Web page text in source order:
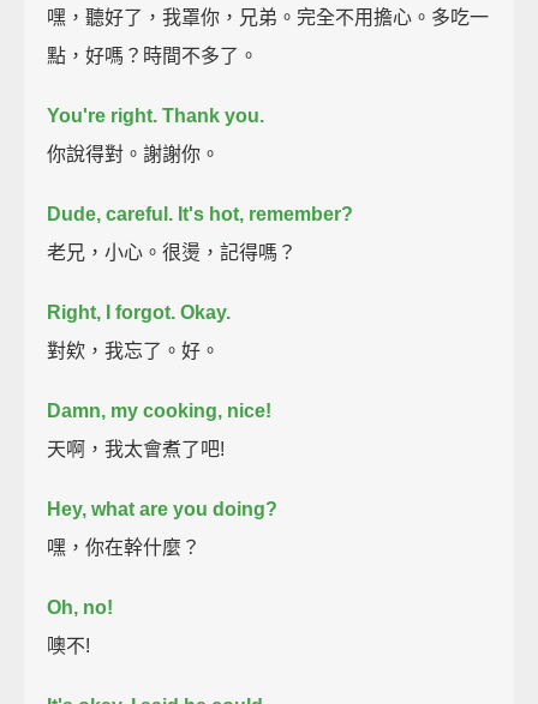
嘿，聽好了，我罩你，兄弟。完全不用擔心。多吃一
點，好嗎？時間不多了。
You're right. Thank you.
你說得對。謝謝你。
Dude, careful. It's hot, remember?
老兄，小心。很燙，記得嗎？
Right, I forgot. Okay.
對欸，我忘了。好。
Damn, my cooking, nice!
天啊，我太會煮了吧!
Hey, what are you doing?
嘿，你在幹什麼？
Oh, no!
噢不!